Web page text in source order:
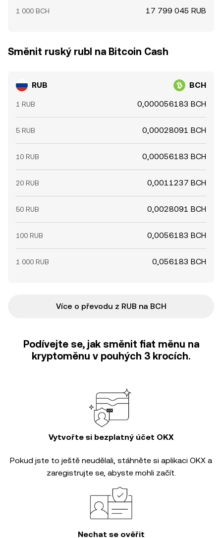
1 000 BCH 17 799 045 RUB
Směnit ruský rubl na Bitcoin Cash
RUB BCH
1 RUB 0,000056183 BCH
5 RUB 0,00028091 BCH
10 RUB 0,00056183 BCH
20 RUB 0,0011237 BCH
50 RUB 0,0028091 BCH
100 RUB 0,0056183 BCH
1 000 RUB 0,056183 BCH
Více o převodu z RUB na BCH
Podívejte se, jak směnit fiat měnu na
kryptoměnu v pouhých 3 krocích.
Vytvořte si bezplatný účet OKX
Pokud jste to ještě neudělali, stáhněte si aplikaci OKX a
zaregistrujte se, abyste mohli začít.
Nechat se ověřit